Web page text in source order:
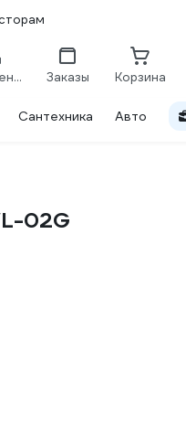
Сравнение Заказы Корзина
Сантехника Авто
02G